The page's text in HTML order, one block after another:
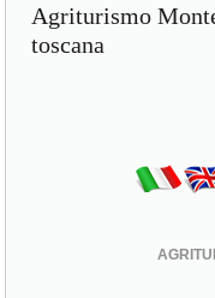
Agriturismo
toscana